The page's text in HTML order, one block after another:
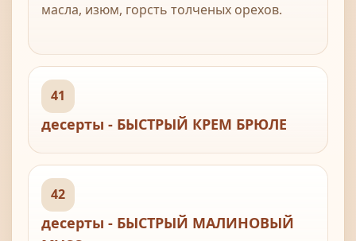
масла, изюм, горсть толченых орехов.
41
десерты - БЫСТРЫЙ КРЕМ БРЮЛЕ
42
десерты - БЫСТРЫЙ МАЛИНОВЫЙ